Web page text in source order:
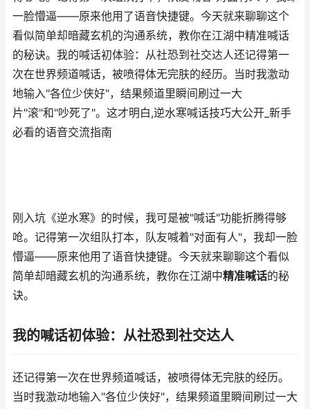
一脸懵逼——原来他用了语音快捷键。今天就来聊聊这个
看似简单却暗藏玄机的沟通系统，教你在江湖中精准喊话
的秘诀。我的喊话初体验：从社恐到社交达人还记得第一
次在世界频道喊话，被喷得体无完肤的经历。当时我激动
地输入"各位少侠好"，结果频道里瞬间刷过一大
片"滚"和"吵死了"。这才明白,逆水寒喊话技巧大公开_新手
必看的语音交流指南
刚入坑《逆水寒》的时候，我可是被"喊话"功能折腾得够
呛。记得第一次组队打本，队友喊着"对面有人"，我却一脸
懵逼——原来他用了语音快捷键。今天就来聊聊这个看似
简单却暗藏玄机的沟通系统，教你在江湖中精准喊话的秘
诀。
我的喊话初体验：从社恐到社交达人
还记得第一次在世界频道喊话，被喷得体无完肤的经历。
当时我激动地输入"各位少侠好"，结果频道里瞬间刷过一大